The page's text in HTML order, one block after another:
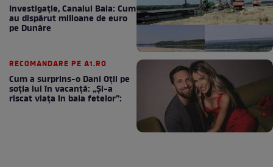
Investigație, Canalul Bala: Cum
au dispărut milioane de euro
pe Dunăre
RECOMANDARE PE A1.RO
Cum a surprins-o Dani Oțil pe
soția lui în vacanță: „Și-a
riscat viața în baia fetelor”: